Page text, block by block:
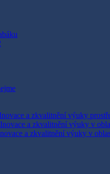
a zkvalitnění výuky
a zkvalitnění výuky v
a zkvalitnění výuky v